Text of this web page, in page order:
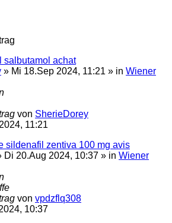
salbutamol achat
» Mi 18.Sep 2024, 11:21 » in Wiener
von SherieDorey
11:21
sildenafil zentiva 100 mg avis
Di 20.Aug 2024, 10:37 » in Wiener
von vpdzflq308
10:37